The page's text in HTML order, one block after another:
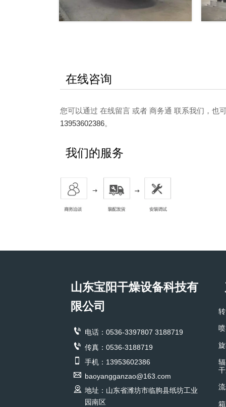
在线咨询
您可以通过 在线留言 或者 商务通 联系我们，也
13953602386。
我们的服务
山东宝阳干燥设备科技有
限公司
 电话：0536-3397807 3188719
 传真：0536-3188719
 手机：13953602386
 baoyangganzao@163.com
 地址：山东省潍坊市临朐县纸坊工业
园南区